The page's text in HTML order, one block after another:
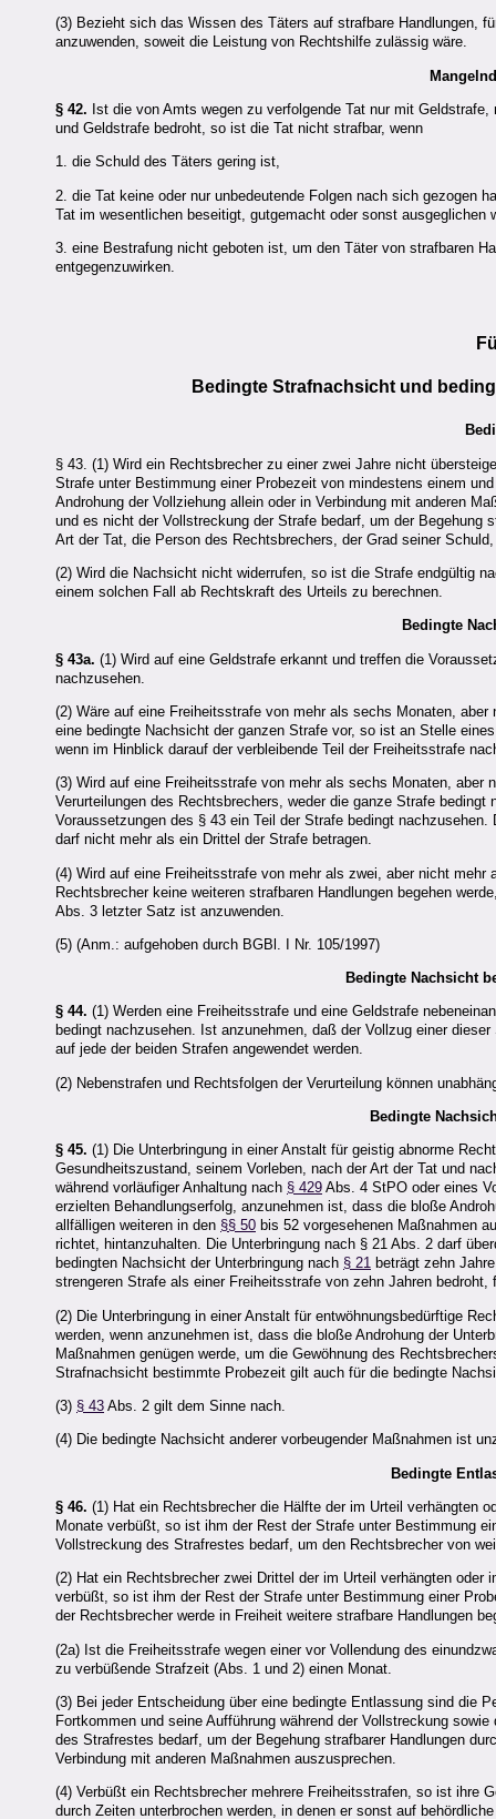
(3) Bezieht sich das Wissen des Täters auf strafbare Handlungen,
anzuwenden, soweit die Leistung von Rechtshilfe zulässig wäre.
§ 42. Ist die von Amts wegen zu verfolgende Tat nur mit
und Geldstrafe bedroht, so ist die Tat nicht strafbar, wenn
1. die Schuld des Täters gering ist,
2. die Tat keine oder nur unbedeutende Folgen nach sich gezogen
Tat im wesentlichen beseitigt, gutgemacht oder sonst ausgeglichen
3. eine Bestrafung nicht geboten ist, um den Täter von strafbaren
entgegenzuwirken.
Bedingte Strafnachsicht und
§ 43. (1) Wird ein Rechtsbrecher zu einer zwei Jahre nicht
Strafe unter Bestimmung einer Probezeit von mindestens einem
Androhung der Vollziehung allein oder in Verbindung mit anderen
und es nicht der Vollstreckung der Strafe bedarf, um der Begehung
Art der Tat, die Person des Rechtsbrechers, der Grad seiner
(2) Wird die Nachsicht nicht widerrufen, so ist die Strafe endgültig
einem solchen Fall ab Rechtskraft des Urteils zu berechnen.
Bedingte
§ 43a. (1) Wird auf eine Geldstrafe erkannt und treffen die
nachzusehen.
(2) Wäre auf eine Freiheitsstrafe von mehr als sechs Monaten,
eine bedingte Nachsicht der ganzen Strafe vor, so ist an Stelle
wenn im Hinblick darauf der verbleibende Teil der Freiheitsstrafe
(3) Wird auf eine Freiheitsstrafe von mehr als sechs Monaten,
Verurteilungen des Rechtsbrechers, weder die ganze Strafe
Voraussetzungen des § 43 ein Teil der Strafe bedingt
darf nicht mehr als ein Drittel der Strafe betragen.
(4) Wird auf eine Freiheitsstrafe von mehr als zwei, aber nicht
Rechtsbrecher keine weiteren strafbaren Handlungen begehen
Abs. 3 letzter Satz ist anzuwenden.
(5) (Anm.: aufgehoben durch BGBl. I Nr. 105/1997)
Bedingte Nachsicht
§ 44. (1) Werden eine Freiheitsstrafe und eine Geldstrafe
bedingt nachzusehen. Ist anzunehmen, daß der Vollzug einer
auf jede der beiden Strafen angewendet werden.
(2) Nebenstrafen und Rechtsfolgen der Verurteilung können
Bedingte
§ 45. (1) Die Unterbringung in einer Anstalt für geistig abnorme
Gesundheitszustand, seinem Vorleben, nach der Art der Tat und
während vorläufiger Anhaltung nach § 429 Abs. 4 StPO oder eines
erzielten Behandlungserfolg, anzunehmen ist, dass die bloße
allfälligen weiteren in den §§ 50 bis 52 vorgesehenen Maßnahmen
richtet, hintanzuhalten. Die Unterbringung nach § 21 Abs. 2 darf
bedingten Nachsicht der Unterbringung nach § 21 beträgt zehn
strengeren Strafe als einer Freiheitsstrafe von zehn Jahren
(2) Die Unterbringung in einer Anstalt für entwöhnungsbedürftige
werden, wenn anzunehmen ist, dass die bloße Androhung der
Maßnahmen genügen werde, um die Gewöhnung des
Strafnachsicht bestimmte Probezeit gilt auch für die bedingte
(3) § 43 Abs. 2 gilt dem Sinne nach.
(4) Die bedingte Nachsicht anderer vorbeugender Maßnahmen ist
Bedingte
§ 46. (1) Hat ein Rechtsbrecher die Hälfte der im Urteil verhängten
Monate verbüßt, so ist ihm der Rest der Strafe unter Bestimmung
Vollstreckung des Strafrestes bedarf, um den Rechtsbrecher von
(2) Hat ein Rechtsbrecher zwei Drittel der im Urteil verhängten
verbüßt, so ist ihm der Rest der Strafe unter Bestimmung einer
der Rechtsbrecher werde in Freiheit weitere strafbare Handlungen
(2a) Ist die Freiheitsstrafe wegen einer vor Vollendung des
zu verbüßende Strafzeit (Abs. 1 und 2) einen Monat.
(3) Bei jeder Entscheidung über eine bedingte Entlassung sind die
Fortkommen und seine Aufführung während der Vollstreckung
des Strafrestes bedarf, um der Begehung strafbarer Handlungen
Verbindung mit anderen Maßnahmen auszusprechen.
(4) Verbüßt ein Rechtsbrecher mehrere Freiheitsstrafen, so ist ihre
durch Zeiten unterbrochen werden, in denen er sonst auf